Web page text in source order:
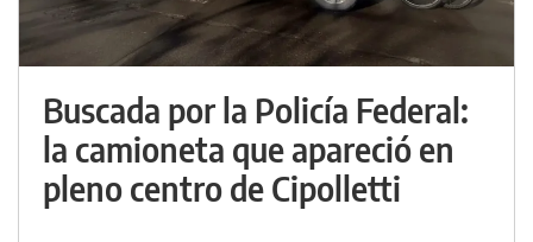
Buscada por la Policía Federal:
la camioneta que apareció en
pleno centro de Cipolletti